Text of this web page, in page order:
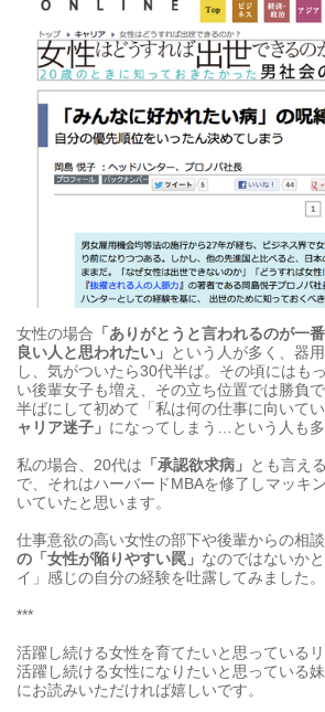
女性の場合 「ありがとうと言われるのが一
良い人と思われたい」 という人が多く、器
し、気がついたら30代半ば。その頃にはも
い後輩女子も増え、その立ち位置では勝負
半ばにして初めて「私は何の仕事に向いて
ャリア迷子 」 になってしまう…という人も多
私の場合、20代は 「承認欲求病」 とも言え
で、それはハーバードMBAを修了しマッキ
いていたと思います。
仕事意欲の高い女性の部下や後輩からの相談
の「女性が陥りやすい罠」 なのではないか
イ」感じの自分の経験を吐露してみました。
***
活躍し続ける女性を育てたいと思っているリ
活躍し続ける女性になりたいと思っている
にお読みいただければ嬉しいです。